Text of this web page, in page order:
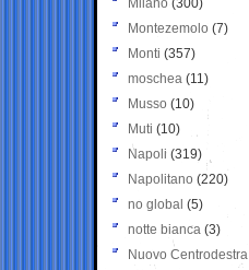
Milano (300)
Montezemolo (7)
Monti (357)
moschea (11)
Musso (10)
Muti (10)
Napoli (319)
Napolitano (220)
no global (5)
notte bianca (3)
Nuovo Centrodestra